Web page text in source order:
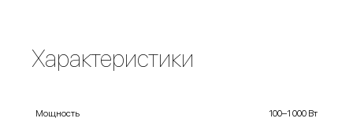
Характеристики
Мощность 100–1 000 Вт